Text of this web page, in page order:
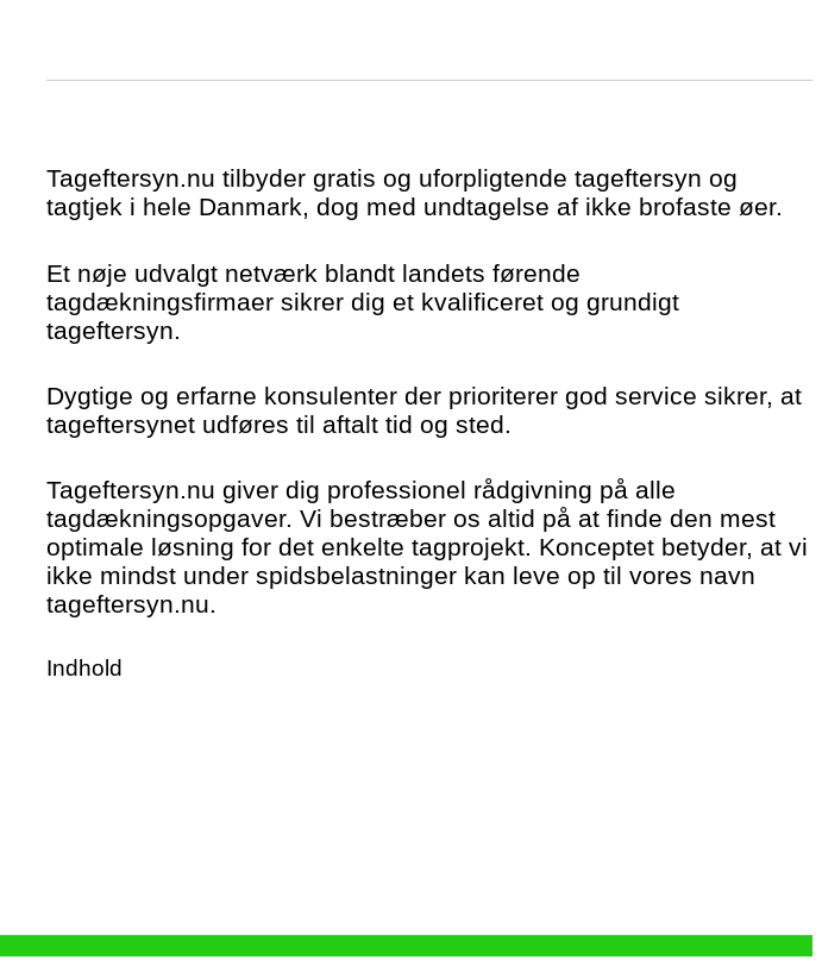
Tageftersyn.nu tilbyder gratis og uforpligtende tageftersyn og
tagtjek i hele Danmark, dog med undtagelse af ikke brofaste øer.
Et nøje udvalgt netværk blandt landets førende
tagdækningsfirmaer sikrer dig et kvalificeret og grundigt
tageftersyn.
Dygtige og erfarne konsulenter der prioriterer god service sikrer, at
tageftersynet udføres til aftalt tid og sted.
Tageftersyn.nu giver dig professionel rådgivning på alle
tagdækningsopgaver. Vi bestræber os altid på at finde den mest
optimale løsning for det enkelte tagprojekt. Konceptet betyder, at vi
ikke mindst under spidsbelastninger kan leve op til vores navn
tageftersyn.nu.
Indhold